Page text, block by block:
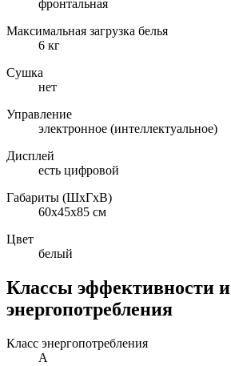
фронтальная
Максимальная загрузка белья
6 кг
Сушка
нет
Управление
электронное (интеллектуальное)
Дисплей
есть цифровой
Габариты (ШxГxВ)
60x45x85 см
Цвет
белый
Классы эффективности и
энергопотребления
Класс энергопотребления
A